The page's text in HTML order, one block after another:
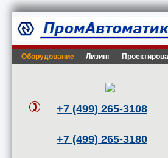
Оборудование Лизинг
+7 (499) 265-3108
+7 (499) 265-3180